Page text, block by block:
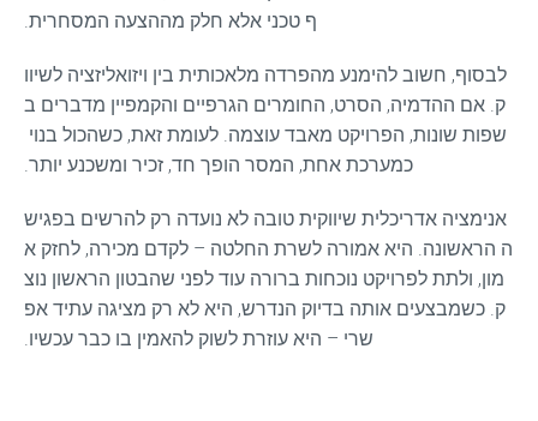
ף טכני אלא חלק מההצעה המסחרית.
לבסוף, חשוב להימנע מהפרדה מלאכותית בין ויזואליזציה לשיוו
ק. אם ההדמיה, הסרט, החומרים הגרפיים והקמפיין מדברים ב
כמערכת אחת, המסר הופך חד, זכיר ומשכנע יותר.
אנימציה אדריכלית שיווקית טובה לא נועדה רק להרשים בפגיש
ה הראשונה. היא אמורה לשרת החלטה – לקדם מכירה, לחזק א
מון, ולתת לפרויקט נוכחות ברורה עוד לפני שהבטון הראשון נוצ
ק. כשמבצעים אותה בדיוק הנדרש, היא לא רק מציגה עתיד אפ
שרי – היא עוזרת לשוק להאמין בו כבר עכשיו.